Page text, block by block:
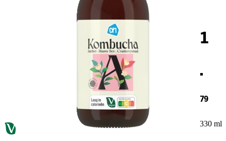
1
.
79
330 ml